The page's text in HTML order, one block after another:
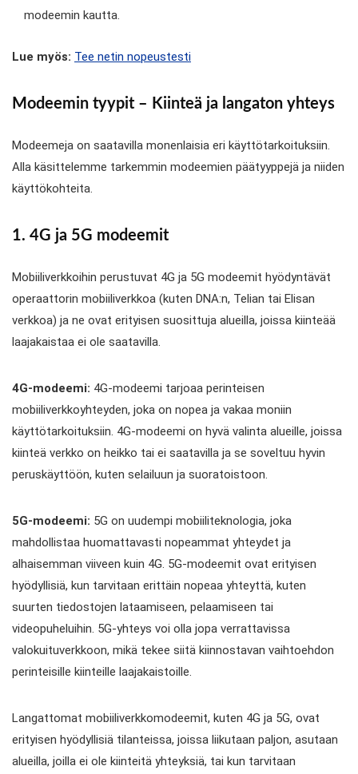
modeemin kautta.
Lue myös: Tee netin nopeustesti
Modeemin tyypit – Kiinteä ja langaton yhteys
Modeemeja on saatavilla monenlaisia eri käyttötarkoituksiin.
Alla käsittelemme tarkemmin modeemien päätyyppejä ja niiden
käyttökohteita.
1. 4G ja 5G modeemit
Mobiiliverkkoihin perustuvat 4G ja 5G modeemit hyödyntävät
operaattorin mobiiliverkkoa (kuten DNA:n, Telian tai Elisan
verkkoa) ja ne ovat erityisen suosittuja alueilla, joissa kiinteää
laajakaistaa ei ole saatavilla.
4G-modeemi: 4G-modeemi tarjoaa perinteisen
mobiiliverkkoyhteyden, joka on nopea ja vakaa moniin
käyttötarkoituksiin. 4G-modeemi on hyvä valinta alueille, joissa
kiinteä verkko on heikko tai ei saatavilla ja se soveltuu hyvin
peruskäyttöön, kuten selailuun ja suoratoistoon.
5G-modeemi: 5G on uudempi mobiiliteknologia, joka
mahdollistaa huomattavasti nopeammat yhteydet ja
alhaisemman viiveen kuin 4G. 5G-modeemit ovat erityisen
hyödyllisiä, kun tarvitaan erittäin nopeaa yhteyttä, kuten
suurten tiedostojen lataamiseen, pelaamiseen tai
videopuheluihin. 5G-yhteys voi olla jopa verrattavissa
valokuituverkkoon, mikä tekee siitä kiinnostavan vaihtoehdon
perinteisille kiinteille laajakaistoille.
Langattomat mobiiliverkkomodeemit, kuten 4G ja 5G, ovat
erityisen hyödyllisiä tilanteissa, joissa liikutaan paljon, asutaan
alueilla, joilla ei ole kiinteitä yhteyksiä, tai kun tarvitaan